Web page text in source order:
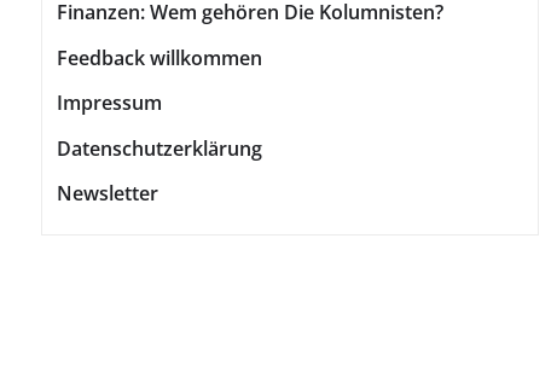
Finanzen: Wem gehören Die Kolumnisten?
Feedback willkommen
Impressum
Datenschutzerklärung
Newsletter